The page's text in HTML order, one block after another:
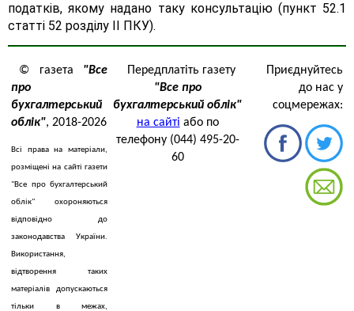
податків, якому надано таку консультацію (пункт 52.1
статті 52 розділу II ПКУ).
© газета "Все
про
бухгалтерський
облік", 2018-2026
Всі права на матеріали,
розміщені на сайті газети
"Все про бухгалтерський
облік" охороняються
відповідно до
законодавства України.
Використання,
відтворення таких
матеріалів допускаються
тільки в межах,
Передплатіть газету
"Все про
бухгалтерський облік"
на сайті або по
телефону (044) 495-20-
60
Приєднуйтесь
до нас у
соцмережах: